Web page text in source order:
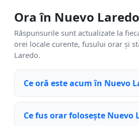
Ora în Nuevo
Răspunsurile sunt actualizate la
orei locale curente, fusului orar și
Laredo.
Ce oră este acum în Nuevo
Ce fus orar folosește Nuevo